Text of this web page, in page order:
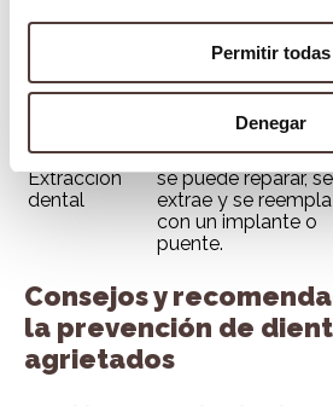
Permitir todas
Denegar
Endodoncia
de conducto)
Si la grieta alcanza
pulpa, se retira el
afectado y se sella
conducto radicular.
Extracción
dental
Si la grieta es
profunda y el
se puede reparar, se
extrae y se
con un implante o
puente.
Consejos y
la prevención de
agrietados